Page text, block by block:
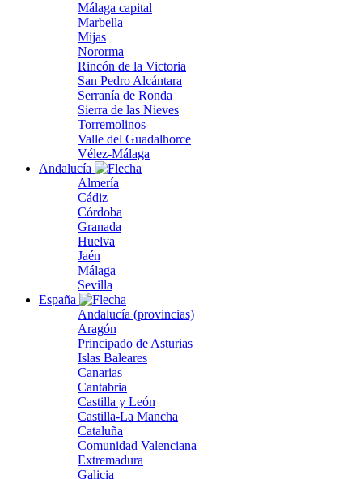
Málaga capital
Marbella
Mijas
Nororma
Rincón de la Victoria
San Pedro Alcántara
Serranía de Ronda
Sierra de las Nieves
Torremolinos
Valle del Guadalhorce
Vélez-Málaga
Andalucía
Almería
Cádiz
Córdoba
Granada
Huelva
Jaén
Málaga
Sevilla
España
Andalucía (provincias)
Aragón
Principado de Asturias
Islas Baleares
Canarias
Cantabria
Castilla y León
Castilla-La Mancha
Cataluña
Comunidad Valenciana
Extremadura
Galicia